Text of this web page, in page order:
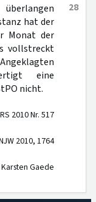
28
hat der
Monat der
vollstreckt
eine
nicht.
2010 Nr. 517
2010, 1764
Karsten Gaede